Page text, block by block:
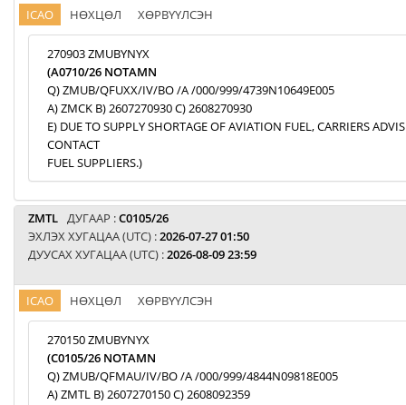
ICAO НӨХЦӨЛ ХӨРВҮҮЛСЭН
270903 ZMUBYNYX
(A0710/26 NOTAMN
Q) ZMUB/QFUXX/IV/BO /A /000/999/4739N10649E005
A) ZMCK B) 2607270930 C) 2608270930
E) DUE TO SUPPLY SHORTAGE OF AVIATION FUEL, CARRIERS
CONTACT
FUEL SUPPLIERS.)
ZMTL ДУГААР :C0105/26
ЭХЛЭХ ХУГАЦАА (UTC) :2026-07-27 01:50
ДУУСАХ ХУГАЦАА (UTC) :2026-08-09 23:59
ICAO НӨХЦӨЛ ХӨРВҮҮЛСЭН
270150 ZMUBYNYX
(C0105/26 NOTAMN
Q) ZMUB/QFMAU/IV/BO /A /000/999/4844N09818E005
A) ZMTL B) 2607270150 C) 2608092359